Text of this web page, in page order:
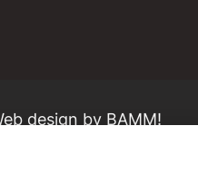
design by BAMM!